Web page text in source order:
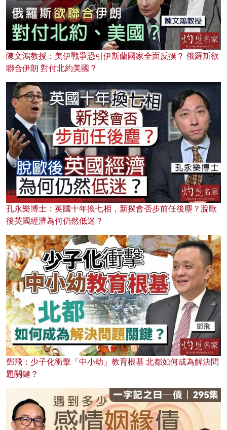
陳文鴻教授：美伊戰爭恐引伊斯蘭國家全面反撲？ 俄羅斯欲
聯合伊朗 對付北約美國？
孔永樂博士：英國十年換七相，新揆會否步前任後塵？脫歐
後英國經濟為何仍然低迷？
鄧飛：少子化衝擊「中小幼」教育根基 北都如何成為解決問
題關鍵？